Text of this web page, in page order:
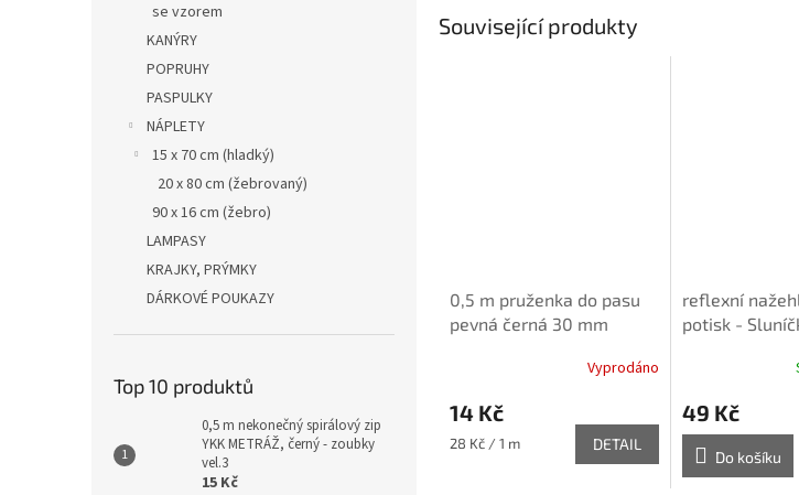
se vzorem
KANÝRY
POPRUHY
PASPULKY
NÁPLETY
15 x 70 cm (hladký)
20 x 80 cm (žebrovaný)
90 x 16 cm (žebro)
LAMPASY
KRAJKY, PRÝMKY
DÁRKOVÉ POUKAZY
Top 10 produktů
0,5 m nekonečný spirálový zip
YKK METRÁŽ, černý - zoubky
vel.3
15 Kč
Související produkty
0,5 m pruženka do pasu
pevná černá 30 mm
Vyprodáno
14 Kč
Měrná
28 Kč / 1 m DETAIL
reflexní
potisk -
49 Kč
Do košíku